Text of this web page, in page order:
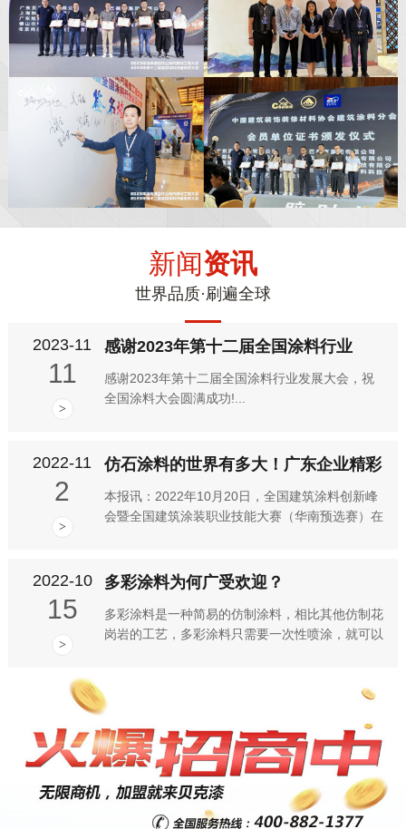
新闻资讯
世界品质·刷遍全球
2023-11
11
>
感谢2023年第十二届全国涂料行业
感谢2023年第十二届全国涂料行业发展大会，祝
全国涂料大会圆满成功!...
2022-11
2
>
仿石涂料的世界有多大！广东企业精彩
本报讯：2022年10月20日，全国建筑涂料创新峰
会暨全国建筑涂装职业技能大赛（华南预选赛）在
石涂料代表企业华喆、...
2022-10
15
>
多彩涂料为何广受欢迎？
多彩涂料是一种简易的仿制涂料，相比其他仿制花
岗岩的工艺，多彩涂料只需要一次性喷涂，就可以
在家装市场深受欢迎。那么...